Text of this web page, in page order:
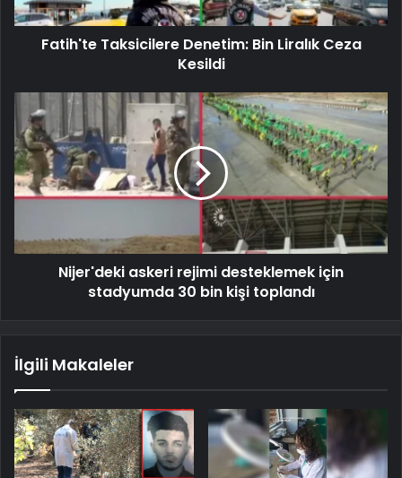
Fatih'te Taksicilere Denetim: Bin Liralık Ceza
Kesildi
Nijer'deki askeri rejimi desteklemek için
stadyumda 30 bin kişi toplandı
İlgili Makaleler